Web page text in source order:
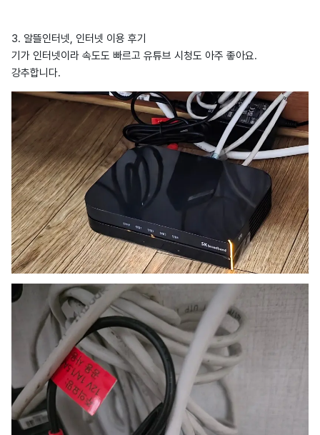
3. 알뜰인터넷, 인터넷 이용 후기
기가 인터넷이라 속도도 빠르고 유튜브 시청도 아주 좋아요.
강추합니다.